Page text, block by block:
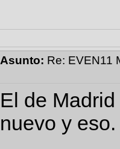
Asunto: Re: EVEN11
El de
nuevo y eso.